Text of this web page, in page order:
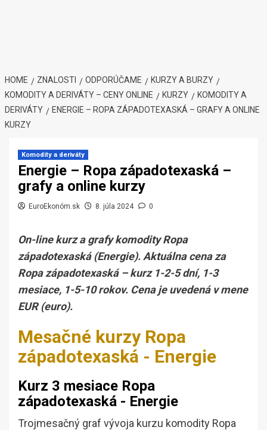
HOME ZNALOSTI ODPORÚČAME
KURZY A BURZY
KOMODITY A DERIVÁTY – CENY ONLINE
KURZY
KOMODITY A
DERIVÁTY
ENERGIE – ROPA ZÁPADOTEXASKÁ – GRAFY A ONLINE
KURZY
Komodity a deriváty
Energie – Ropa západotexaská –
grafy a online kurzy
EuroEkonóm.sk 8. júla 2024 0
On-line kurz a grafy komodity Ropa
západotexaská (Energie). Aktuálna cena za
Ropa západotexaská – kurz 1-2-5 dní, 1-3
mesiace, 1-5-10 rokov. Cena je uvedená v mene
EUR (euro).
Mesačné kurzy Ropa
západotexaská - Energie
Kurz 3 mesiace Ropa
západotexaská - Energie
Trojmesačný graf vývoja kurzu komodity Ropa